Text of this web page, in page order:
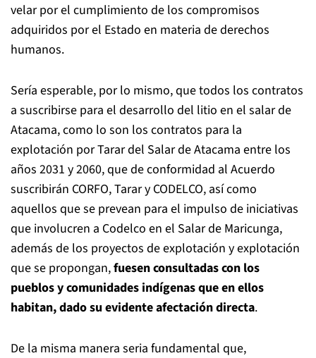
velar por el cumplimiento de los compromisos
adquiridos por el Estado en materia de derechos
humanos.
Sería esperable, por lo mismo, que todos los contratos
a suscribirse para el desarrollo del litio en el salar de
Atacama, como lo son los contratos para la
explotación por Tarar del Salar de Atacama entre los
años 2031 y 2060, que de conformidad al Acuerdo
suscribirán CORFO, Tarar y CODELCO, así como
aquellos que se prevean para el impulso de iniciativas
que involucren a Codelco en el Salar de Maricunga,
además de los proyectos de explotación y explotación
que se propongan,fuesen consultadas con los
pueblos y comunidades indígenas que en ellos
habitan, dado su evidente afectación directa.
De la misma manera seria fundamental que,